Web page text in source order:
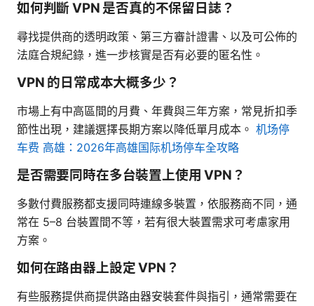
如何判斷 VPN 是否真的不保留日誌？
尋找提供商的透明政策、第三方審計證書、以及可公佈的
法庭合規紀錄，進一步核實是否有必要的匿名性。
VPN 的日常成本大概多少？
市場上有中高區間的月費、年費與三年方案，常見折扣季
節性出現，建議選擇長期方案以降低單月成本。 机场停
车费 高雄：2026年高雄国际机场停车全攻略
是否需要同時在多台裝置上使用 VPN？
多數付費服務都支援同時連線多裝置，依服務商不同，通
常在 5–8 台裝置間不等，若有很大裝置需求可考慮家用
方案。
如何在路由器上設定 VPN？
有些服務提供商提供路由器安裝套件與指引，通常需要在